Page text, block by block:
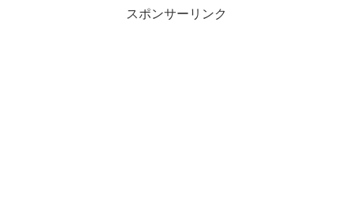
スポンサーリンク